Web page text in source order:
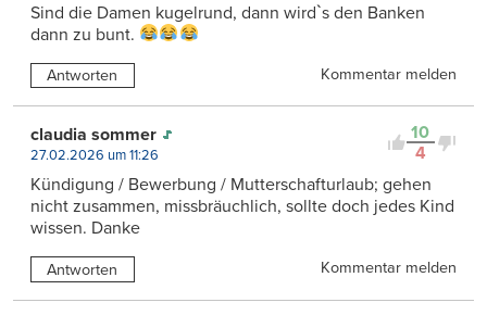
Sind die Damen kugelrund, dann wirdˋs den Banken
dann zu bunt.
Antworten Kommentar melden
10
4
claudia sommer
27.02.2026 um 11:26
Kündigung / Bewerbung / Mutterschafturlaub; gehen
nicht zusammen, missbräuchlich, sollte doch jedes Kind
wissen. Danke
Antworten Kommentar melden